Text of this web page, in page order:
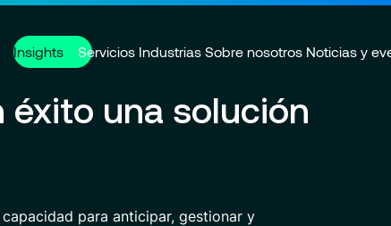
Ir al pie de página
Insights Servicios
Data Analytics & AI
Industrias Sobre nosotros Noticias y
éxito una solución
para anticipar, gestionar y